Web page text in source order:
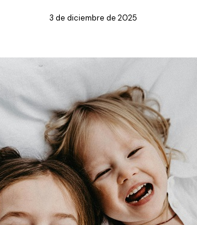
3 de diciembre de 2025